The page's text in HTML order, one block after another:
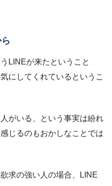
LINEが来たということ
にしてくれているというこ
がいる、という事実は紛れ
じるのもおかしなことでは
求の強い人の場合、LINE